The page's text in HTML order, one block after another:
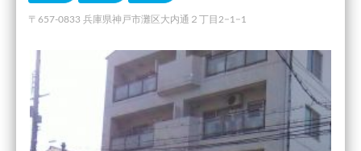
〒657-0833 兵庫県神戸市灘区大内通２丁目2−1−1